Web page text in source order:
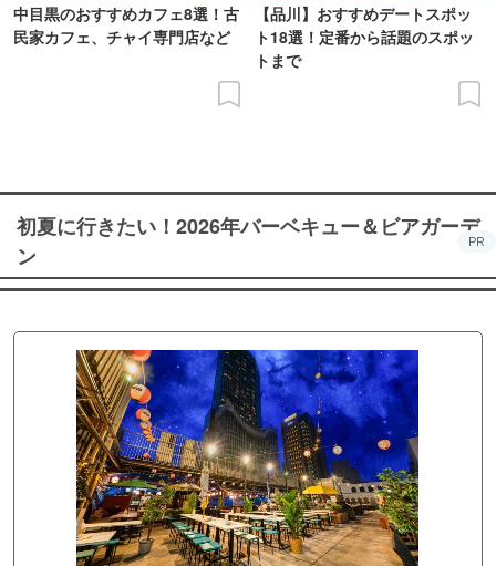
中目黒のおすすめカフェ8選！古
民家カフェ、チャイ専門店など
【品川】おすすめデートスポッ
ト18選！定番から話題のスポッ
トまで
初夏に行きたい！2026年バーベキュー＆ビアガーデ
ン
PR